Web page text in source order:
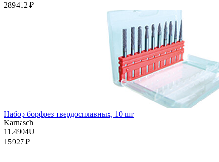
289 412 ₽
Набор борфрез твердосплавных, 10 шт
Karnasch
11.4904U
15 927 ₽